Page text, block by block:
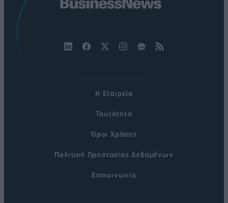
Η Εταιρεία
Ταυτότητα
Όροι Χρήσης
Πολιτική Προστασίας Δεδομένων
Επικοινωνία